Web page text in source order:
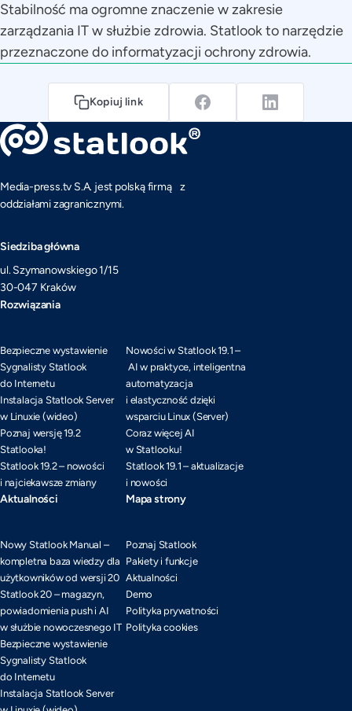
Stabilność ma ogromne znaczenie w zakresie
zarządzania IT w służbie zdrowia. Statlook to narzędzie
przeznaczone do informatyzacji ochrony zdrowia.
Kopiuj link
Media-press.tv S.A. jest polską firmą z
oddziałami zagranicznymi.
Siedziba główna
ul. Szymanowskiego 1/15
30-047 Kraków
Rozwiązania
Bezpieczne wystawienie
Sygnalisty Statlook
do Internetu
Instalacja Statlook Server
w Linuxie (wideo)
Poznaj wersję 19.2
Statlooka!
Statlook 19.2 – nowości
i najciekawsze zmiany
Nowości w Statlook 19.1 –
AI w praktyce, inteligentna
automatyzacja
i elastyczność dzięki
wsparciu Linux (Server)
Coraz więcej AI
w Statlooku!
Statlook 19.1 – aktualizacje
i nowości
Aktualności
Nowy Statlook Manual –
kompletna baza wiedzy dla
użytkowników od wersji 20
Statlook 20 – magazyn,
powiadomienia push i AI
w służbie nowoczesnego IT
Bezpieczne wystawienie
Sygnalisty Statlook
do Internetu
Instalacja Statlook Server
Mapa strony
Poznaj Statlook
Pakiety i funkcje
Aktualności
Demo
Polityka prywatności
Polityka cookies